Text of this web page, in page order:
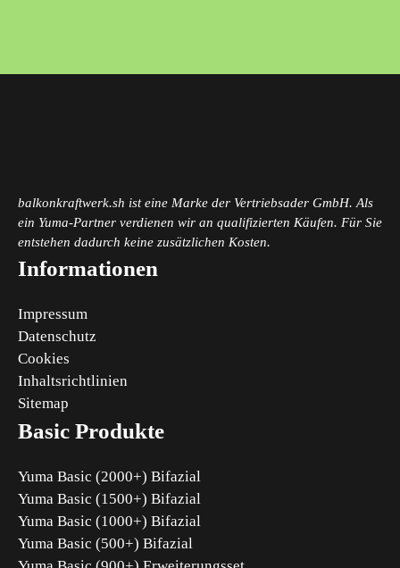
balkonkraftwerk.sh ist eine Marke der Vertriebsader GmbH. Als
ein Yuma-Partner verdienen wir an qualifizierten Käufen. Für Sie
entstehen dadurch keine zusätzlichen Kosten.
Informationen
Impressum
Datenschutz
Cookies
Inhaltsrichtlinien
Sitemap
Basic Produkte
Yuma Basic (2000+) Bifazial
Yuma Basic (1500+) Bifazial
Yuma Basic (1000+) Bifazial
Yuma Basic (500+) Bifazial